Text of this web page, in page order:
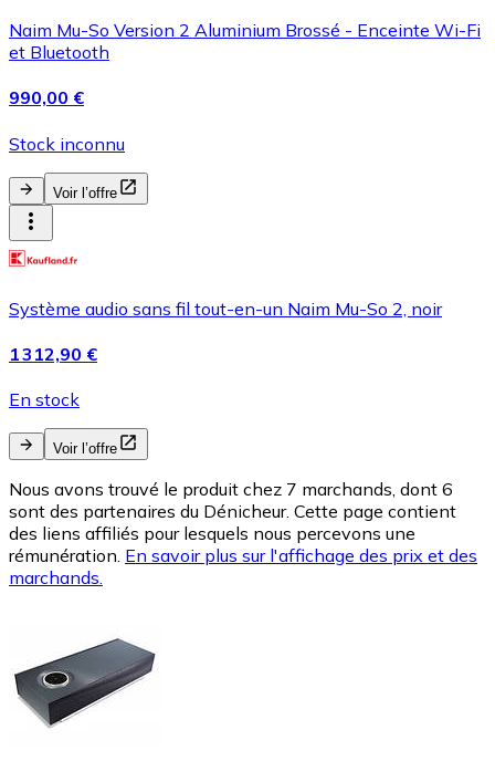
Naim Mu-So Version 2 Aluminium Brossé - Enceinte Wi-Fi
et Bluetooth
990,00 €
Stock inconnu
Voir l’offre
Système audio sans fil tout-en-un Naim Mu-So 2, noir
1 312,90 €
En stock
Voir l’offre
Nous avons trouvé le produit chez 7 marchands, dont 6
sont des partenaires du Dénicheur. Cette page contient
des liens affiliés pour lesquels nous percevons une
rémunération. En savoir plus sur l'affichage des prix et des
marchands.